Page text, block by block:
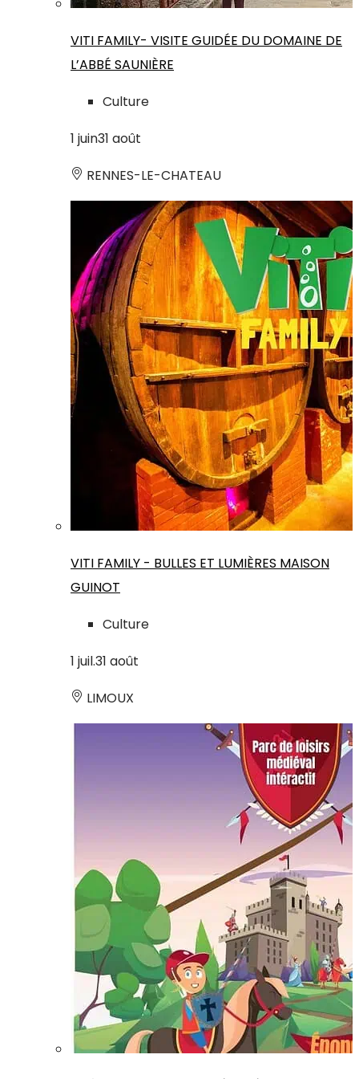
VITI FAMILY- VISITE GUIDÉE DU DOMAINE DE
L’ABBÉ SAUNIÈRE
Culture
1 juin31 août
RENNES-LE-CHATEAU
VITI FAMILY - BULLES ET LUMIÈRES MAISON
GUINOT
Culture
1 juil.31 août
LIMOUX